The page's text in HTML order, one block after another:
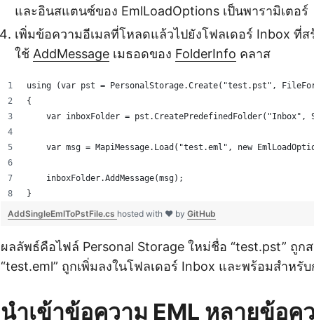
และอินสแตนซ์ของ EmlLoadOptions เป็นพารามิเตอร์
เพิ่มข้อความอีเมลที่โหลดแล้วไปยังโฟลเดอร์ Inbox ที่
ใช้ AddMessage เมธอดของ FolderInfo คลาส
using (var pst = PersonalStorage.Create("test.pst",
{
var inboxFolder = pst.CreatePredefinedFolder("Inbox",
var msg = MapiMessage.Load("test.eml", new
    inboxFolder.AddMessage(msg);
}
AddSingleEmlToPstFile.cs hosted with ❤ by GitHub
ผลลัพธ์คือไฟล์ Personal Storage ใหม่ชื่อ “test.pst” ถู
“test.eml” ถูกเพิ่มลงในโฟลเดอร์ Inbox และพร้อมสำหรั
นำเข้าข้อความ EML หลายข้อค